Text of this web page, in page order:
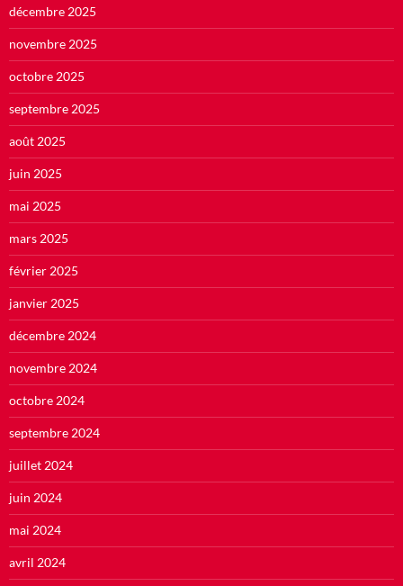
décembre 2025
novembre 2025
octobre 2025
septembre 2025
août 2025
juin 2025
mai 2025
mars 2025
février 2025
janvier 2025
décembre 2024
novembre 2024
octobre 2024
septembre 2024
juillet 2024
juin 2024
mai 2024
avril 2024